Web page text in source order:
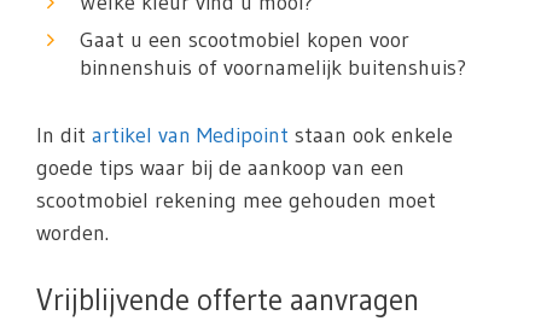
Gaat u een scootmobiel kopen voor
binnenshuis of voornamelijk buitenshuis?
In dit artikel van Medipoint staan ook enkele
goede tips waar bij de aankoop van een
scootmobiel rekening mee gehouden moet
worden.
Vrijblijvende offerte aanvragen